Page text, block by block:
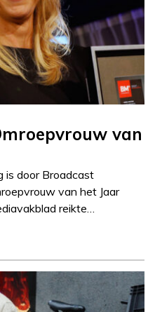
van
is door Broadcast
van het Jaar
reikte…